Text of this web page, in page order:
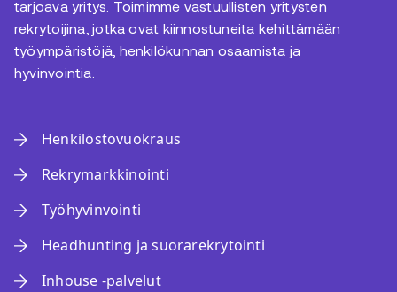
tarjoava yritys. Toimimme vastuullisten yritysten
rekrytoijina, jotka ovat kiinnostuneita kehittämään
työympäristöjä, henkilökunnan osaamista ja
hyvinvointia.
Henkilöstövuokraus
Rekrymarkkinointi
Työhyvinvointi
Headhunting ja suorarekrytointi
Inhouse -palvelut